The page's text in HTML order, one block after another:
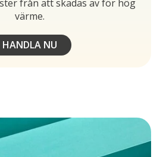
från att skadas av för hög
värme.
HANDLA NU